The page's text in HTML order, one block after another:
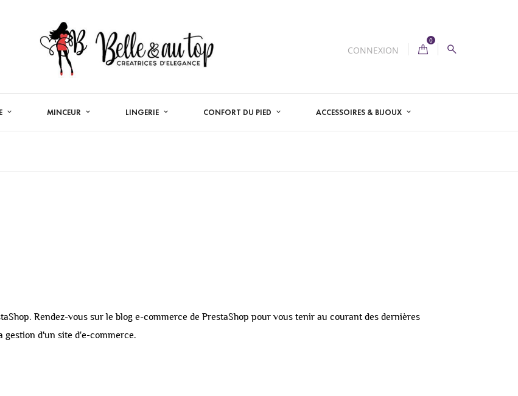
CONNEXION
0
MINCEUR LINGERIE CONFORT DU PIED ACCESSOIRES & BIJOUX
Rendez-vous sur leblog e-commerce de PrestaShop pour vous tenir au courant des dernières
gestion d'un site d'e-commerce.